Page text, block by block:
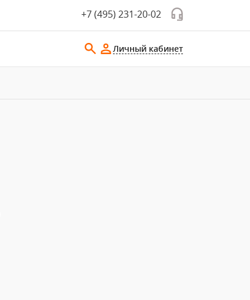
+7 (495) 231-20-02
Личный кабинет